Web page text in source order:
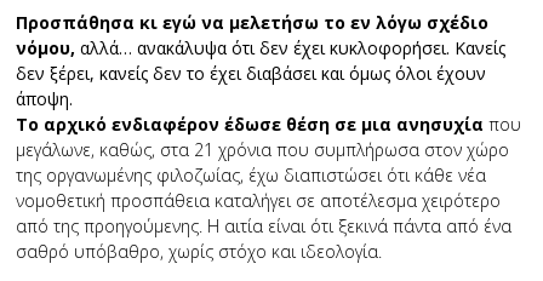
Προσπάθησα κι εγώ να μελετήσω το εν λόγω σχέδιο
νόμου, αλλά… ανακάλυψα ότι δεν έχει κυκλοφορήσει. Κανείς
δεν ξέρει, κανείς δεν το έχει διαβάσει και όμως όλοι έχουν
άποψη.
Το αρχικό ενδιαφέρον έδωσε θέση σε μια ανησυχία που
μεγάλωνε, καθώς, στα 21 χρόνια που συμπλήρωσα στον χώρο
της οργανωμένης φιλοζωίας, έχω διαπιστώσει ότι κάθε νέα
νομοθετική προσπάθεια καταλήγει σε αποτέλεσμα χειρότερο
από της προηγούμενης. Η αιτία είναι ότι ξεκινά πάντα από ένα
σαθρό υπόβαθρο, χωρίς στόχο και ιδεολογία.